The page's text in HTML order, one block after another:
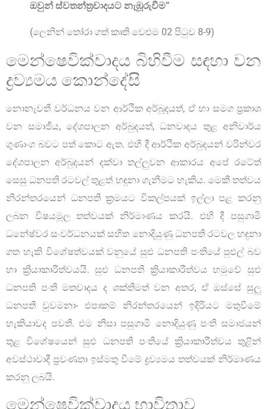
ඔවුන් ස්වතන්ත්‍රවාදයට නැඹූරුවීම”
(ලෙනින් තෝරා ගත් කෘති වෙළුම 02 පිටුව 8-9)
මෙන්ෂෙවික්වාදය බිහිවීම සඳහා වන
ද්‍රව්‍යමය කොන්දේසි
නොනැවතී වර්ධනය වන ආර්ථික අර්බූදයත්, ඒ හා සමග ප්‍රකාශ
වන සමාජීය, දේශපාලන අර්බුදයත්, ධනවාදය තුළ අනිවාර්ය
ගුණාංග බවට පත් කොට ඇත. එහි දී ආර්ථික අර්බුදයන් වරින්වර
දේශපාලන අර්බුදයන් දක්වා තල්ලුවන ආකාරය අපේ රටේත්
සෙසු ධනපති රටවල් තුළත් හඳුනා ගැනීමට හැකිය. මෙකී තත්වය
නිරන්තරයෙන් ධනපති ක්‍රමයට විකල්පයක් ඉල්ලා පළ කරනු
ලබන විෂයමූල තත්වයක් නිර්මාණය කරයි. එහි දී පසුගාමී
ධනේෂ්වර සංවර්ධනයක් සහිත නොදියුණු ධනපති රටවල හඳුනා
ගත හැකි විශේෂත්වයක් වනුයේ සුළු ධනපති පංතියේ පුළුල් බව
හා ක්‍රියාකාරීත්වයයි. සුළු ධනපති ක්‍රියාකාරීත්වය හමුවේ සුළු
ධනපති පංති මතවාදය ද ශක්තිමත් වන අතර, ඒ ඔස්සේ සුලු
ධනපති වුවමනා- එපාකම් නිරන්තරයෙන් ඉදිරියට මතුවීමේ
හැකියාවද පවතී. එම නිසා පසුගාමී නොදියුණු පංති සමාජයන්
තුළ විශේෂයෙන් සුළු ධනපති පංතියේ ක්‍රියාකාරීත්වය තුළින්
අවස්ථාවාදී ප්‍රවණතා ඉස්මතු වීමේ ද්‍රව්‍යමය තත්වයක් නිර්මාණය
කරනු ලබයි.
මෙන්ෂෙවික්වාදය භාවිතාව